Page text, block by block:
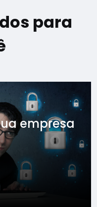
para
empresa